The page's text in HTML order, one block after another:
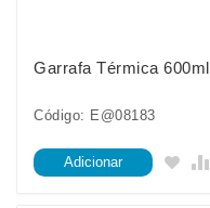
Garrafa Térmica 600ml
Código: E@08183
Adicionar